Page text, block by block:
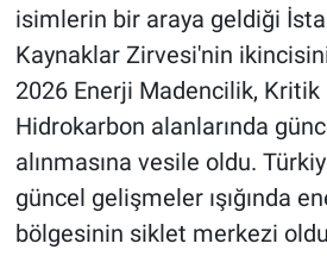
isimlerin bir araya geldiği
Kaynaklar Zirvesi'nin
2026 Enerji Madencilik,
Hidrokarbon alanlarında
alınmasına vesile oldu.
güncel gelişmeler ışığında
bölgesinin siklet merkezi